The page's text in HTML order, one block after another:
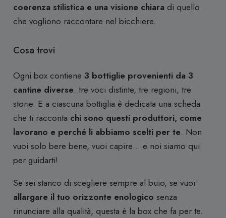
coerenza stilistica e una visione chiaradi quello
che vogliono raccontare nel bicchiere.
Cosa trovi
Ogni box contiene 3 bottiglie provenienti da 3
cantine diverse: tre voci distinte, tre regioni, tre
storie. E a ciascuna bottiglia è dedicata una scheda
che ti racconta chi sono questi produttori, come
lavorano e perché li abbiamo scelti per te. Non
vuoi solo bere bene, vuoi capire… e noi siamo qui
per guidarti!
Se sei stanco di scegliere sempre al buio, se vuoi
allargare il tuo orizzonte enologico senza
rinunciare alla qualità, questa è la box che fa per te.